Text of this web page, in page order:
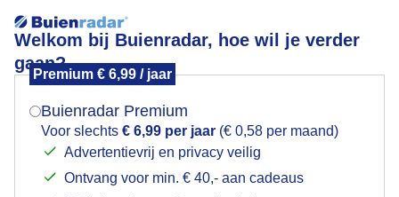
Welkom bij Buienradar, hoe wil je verder
gaan?
Premium € 6,99 / jaar
Buienradar Premium
Voor slechts € 6,99 per jaar (€ 0,58 per maand)
Advertentievrij en privacy veilig
Ontvang voor min. € 40,- aan cadeaus
Mooie wolken met wind en zon
Mogen we je locatie gebruiken voor het
Indien je hier nog geen akkoord op hebt gegeven,